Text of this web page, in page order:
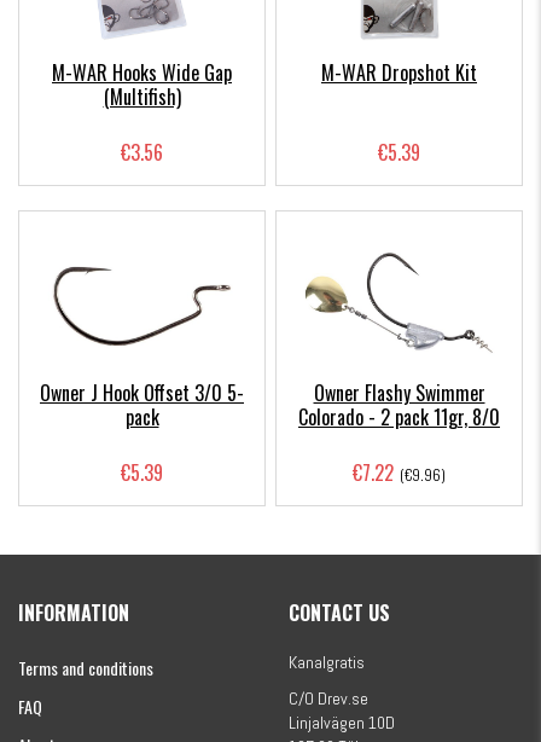
M-WAR Hooks Wide Gap
(Multifish)
€3.56
M-WAR Dropshot Kit
€5.39
Owner J Hook Offset 3/0 5-
pack
€5.39
Owner Flashy Swimmer
Colorado - 2 pack 11gr, 8/0
€7.22 (€9.96)
INFORMATION
Terms and conditions
FAQ
CONTACT US
Kanalgratis
C/O Drev.se
Linjalvägen 10D